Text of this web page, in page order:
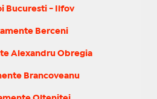
Bucuresti - Ilfov
Berceni
Alexandru Obregia
Brancoveanu